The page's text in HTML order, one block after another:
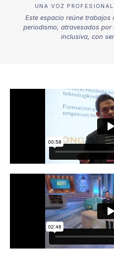
UNA VOZ
Este espacio reúne
periodismo, atravesados
inclusiva, con